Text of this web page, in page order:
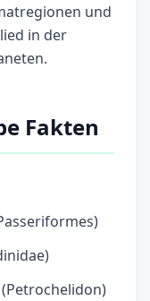
und
in der
Fakten